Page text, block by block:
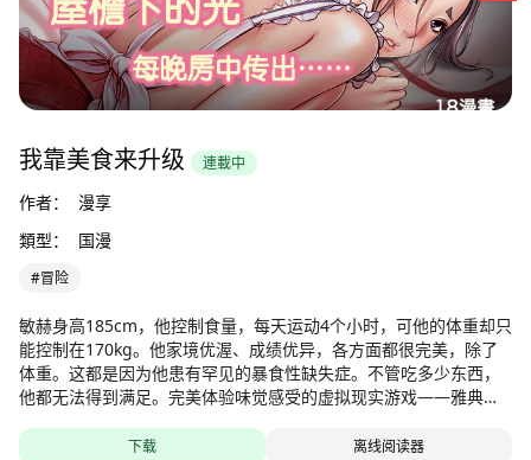
我靠美食来升级 連載中
作者：
漫享
類型：
国漫
#冒险
敏赫身高185cm，他控制食量，每天运动4个小时，可他的体重却只
能控制在170kg。他家境优渥、成绩优异，各方面都很完美，除了
体重。这都是因为他患有罕见的暴食性缺失症。不管吃多少东西，
他都无法得到满足。完美体验味觉感受的虚拟现实游戏——雅典，
下载
离线阅读器